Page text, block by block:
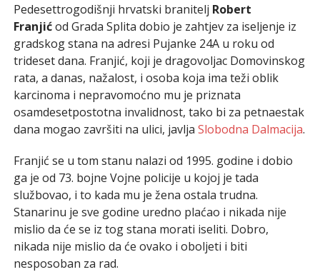
Pedesettrogodišnji hrvatski branitelj Robert
Franjićod Grada Splita dobio je zahtjev za iseljenje iz
gradskog stana na adresi Pujanke 24A u roku od
trideset dana. Franjić, koji je dragovoljac Domovinskog
rata, a danas, nažalost, i osoba koja ima teži oblik
karcinoma i nepravomoćno mu je priznata
osamdesetpostotna invalidnost, tako bi za petnaestak
dana mogao završiti na ulici, javlja Slobodna Dalmacija.
Franjić se u tom stanu nalazi od 1995. godine i dobio
ga je od 73. bojne Vojne policije u kojoj je tada
službovao, i to kada mu je žena ostala trudna.
Stanarinu je sve godine uredno plaćao i nikada nije
mislio da će se iz tog stana morati iseliti. Dobro,
nikada nije mislio da će ovako i oboljeti i biti
nesposoban za rad.